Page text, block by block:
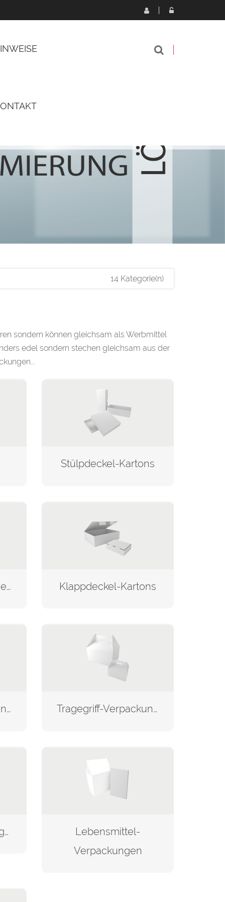
14 Kategorie(n)
sondern können gleichsam als Werbmittel
edel sondern stechen gleichsam aus der
Stülpdeckel-Kartons
Kissen-Verpackungen Klappdeckel-Kartons
Schleifen-Verpackungen Tragegriff-Verpackungen
Produkt-verpackungen
Lebensmittel-
Verpackungen